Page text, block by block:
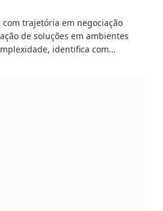
trajetória em negociação
de soluções em ambientes
identifica com…